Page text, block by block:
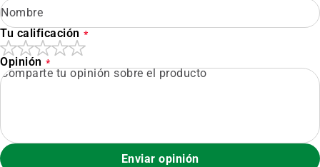
Tu calificación
Opinión
Enviar opinión